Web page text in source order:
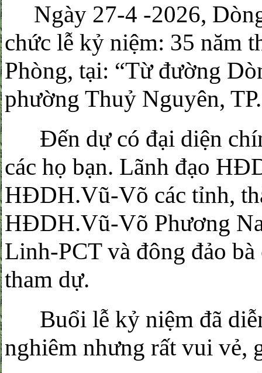
Ngày 27-4 -2026,
chức lễ kỷ niệm: 35 năm
Phòng, tại: “Từ đường
phường Thuỷ Nguyên,
Đến dự có đại diện
các họ bạn. Lãnh đạo
HĐDH.Vũ-Võ các tỉnh,
HĐDH.Vũ-Võ Phương
Linh-PCT và đông đảo
tham dự.
Buổi lễ kỷ niệm đã
nghiêm nhưng rất vui vẻ,